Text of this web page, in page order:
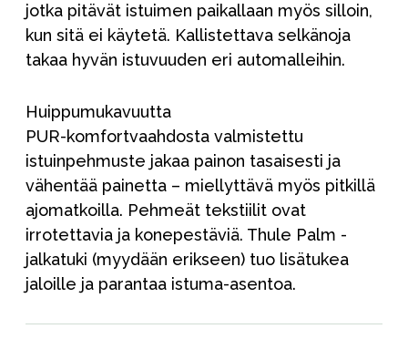
jotka pitävät istuimen paikallaan myös silloin,
kun sitä ei käytetä. Kallistettava selkänoja
takaa hyvän istuvuuden eri automalleihin.
Huippumukavuutta
PUR-komfortvaahdosta valmistettu
istuinpehmuste jakaa painon tasaisesti ja
vähentää painetta – miellyttävä myös pitkillä
ajomatkoilla. Pehmeät tekstiilit ovat
irrotettavia ja konepestäviä. Thule Palm -
jalkatuki (myydään erikseen) tuo lisätukea
jaloille ja parantaa istuma-asentoa.